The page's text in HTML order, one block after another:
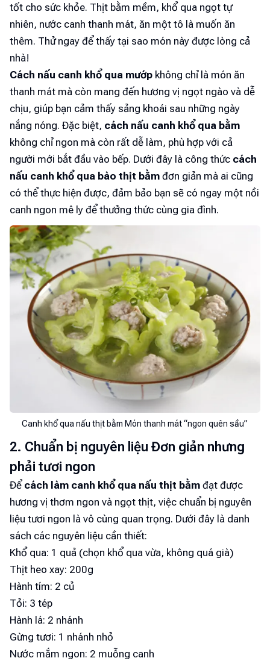
tốt cho sức khỏe. Thịt bằm mềm, khổ qua ngọt tự
nhiên, nước canh thanh mát, ăn một tô là muốn ăn
thêm. Thử ngay để thấy tại sao món này được lòng cả
nhà!
Cách nấu canh khổ qua mướp không chỉ là món ăn
thanh mát mà còn mang đến hương vị ngọt ngào và dễ
chịu, giúp bạn cảm thấy sảng khoái sau những ngày
nắng nóng. Đặc biệt, cách nấu canh khổ qua bằm
không chỉ ngon mà còn rất dễ làm, phù hợp với cả
người mới bắt đầu vào bếp. Dưới đây là công thức cách
nấu canh khổ qua bào thịt bằm đơn giản mà ai cũng
có thể thực hiện được, đảm bảo bạn sẽ có ngay một nồi
canh ngon mê ly để thưởng thức cùng gia đình.
Canh khổ qua nấu thịt bằm Món thanh mát “ngon quên sầu”
2. Chuẩn bị nguyên liệu Đơn giản nhưng
phải tươi ngon
Để cách làm canh khổ qua nấu thịt bằm đạt được
hương vị thơm ngon và ngọt thịt, việc chuẩn bị nguyên
liệu tươi ngon là vô cùng quan trọng. Dưới đây là danh
sách các nguyên liệu cần thiết:
Khổ qua: 1 quả (chọn khổ qua vừa, không quá già)
Thịt heo xay: 200g
Hành tím: 2 củ
Tỏi: 3 tép
Hành lá: 2 nhánh
Gừng tươi: 1 nhánh nhỏ
Nước mắm ngon: 2 muỗng canh